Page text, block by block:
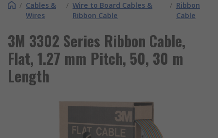
/ Cables &
Wires
/ Wire to Board Cables &
Ribbon Cable
/ Ribbon
Cable
3M 3302 Series Ribbon Cable,
Flat, 1.27 mm Pitch, 50, 30 m
Length